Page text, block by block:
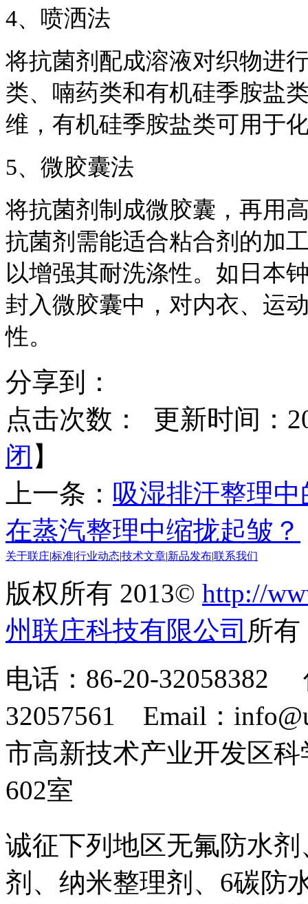
4、喷洒法
将抗菌剂配成溶液对织物进
类、喃药类和有机硅季胺盐
维，有机硅季胺盐类可用于
5、微胶囊法
将抗菌剂制成微胶囊，再用
抗菌剂需能适合粘合剂的加
以增强其耐洗涤性。如日本
封入微胶囊中，对内衣、运
性。
分享到：
点击次数：
更新时间：
闭 】
上一条： 吸湿排汗整理
在蒸汽整理中缩拢起皱？
关于联庄标准行业动态技术文章 新品发布联系我们
版权所有 2013© http://
州联庄科技有限公司 所
电话：86-20-32058382
32057561 Email：
市高新技术产业开发区
602室
诚征下列地区无氟防水
剂、纳米整理剂、6碳防